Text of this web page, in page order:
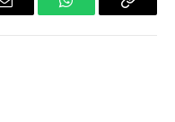
Email WhatsAppCopy